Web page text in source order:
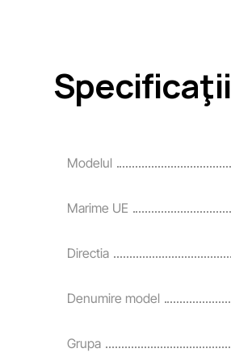
Specificaţii
Modelul
Marime UE
Directia
Denumire model
Grupa